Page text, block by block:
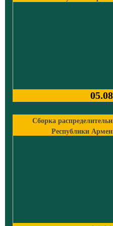
Сборка
Республики